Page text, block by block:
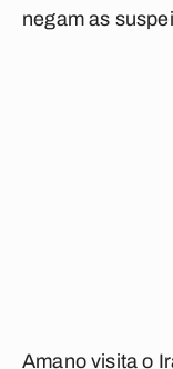
negam as
Amano visita o